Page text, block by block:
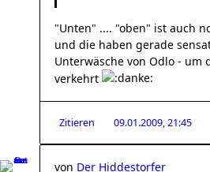
"Unten" .... "oben" ist auch
und die haben gerade
Unterwäsche von Odlo - um
verkehrt
Zitieren 09.01.2009, 21:45
von Der Hiddestorfer